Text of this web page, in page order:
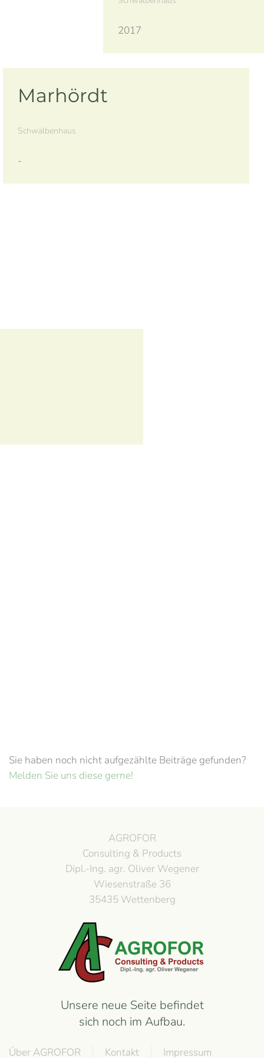
2017
Marhördt
Schwalbenhaus
-
Sie haben noch nicht aufgezählte Beiträge gefunden?
Melden Sie uns diese gerne!
AGROFOR
Consulting & Products
Dipl.-Ing. agr. Oliver Wegener
Wiesenstraße 36
35435 Wettenberg
Unsere neue Seite befindet
sich noch im Aufbau.
Über AGROFOR Kontakt Impressum